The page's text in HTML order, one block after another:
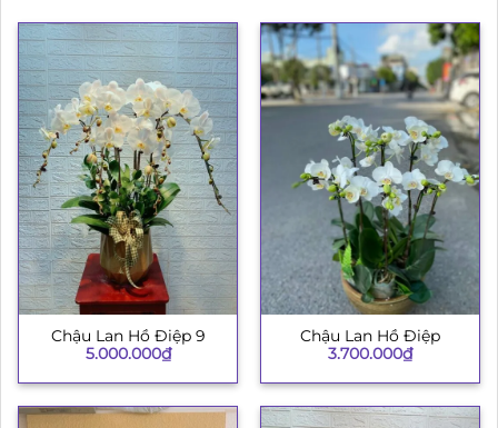
Chậu Lan Hồ Điệp 9
5.000.000₫
Chậu Lan Hồ Điệp
3.700.000₫